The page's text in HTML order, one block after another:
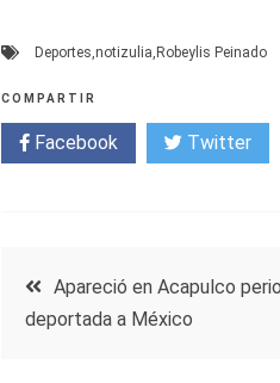
Deportes,notizulia, Robeylis Peinado
COMPARTIR
Facebook Twitter
Navegación
Apareció en Acapulco
deportada a México